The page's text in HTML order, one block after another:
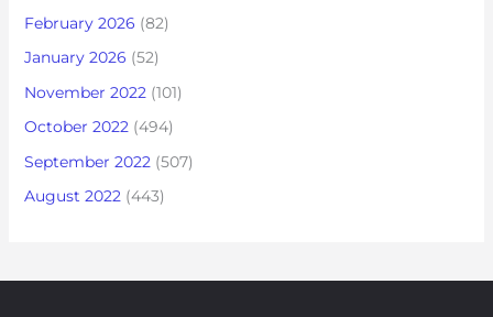
February 2026 (82)
January 2026 (52)
November 2022(101)
October 2022(494)
September 2022(507)
August 2022(443)